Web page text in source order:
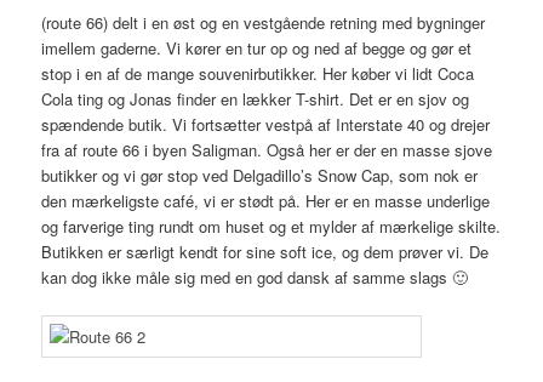
(route 66) delt i en øst og en vestgående retning med bygninger
imellem gaderne. Vi kører en tur op og ned af begge og gør et
stop i en af de mange souvenirbutikker. Her køber vi lidt Coca
Cola ting og Jonas finder en lækker T-shirt. Det er en sjov og
spændende butik. Vi fortsætter vestpå af Interstate 40 og drejer
fra af route 66 i byen Saligman. Også her er der en masse sjove
butikker og vi gør stop ved Delgadillo’s Snow Cap, som nok er
den mærkeligste café, vi er stødt på. Her er en masse underlige
og farverige ting rundt om huset og et mylder af mærkelige skilte.
Butikken er særligt kendt for sine soft ice, og dem prøver vi. De
kan dog ikke måle sig med en god dansk af samme slags 🙂